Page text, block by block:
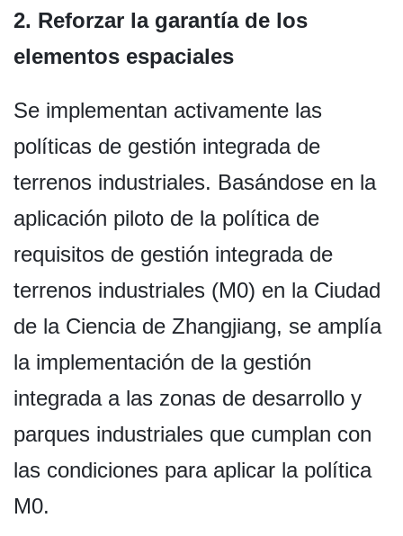
2. Reforzar la garantía de los
elementos espaciales
Se implementan activamente las
políticas de gestión integrada de
terrenos industriales. Basándose en la
aplicación piloto de la política de
requisitos de gestión integrada de
terrenos industriales (M0) en la Ciudad
de la Ciencia de Zhangjiang, se amplía
la implementación de la gestión
integrada a las zonas de desarrollo y
parques industriales que cumplan con
las condiciones para aplicar la política
M0.